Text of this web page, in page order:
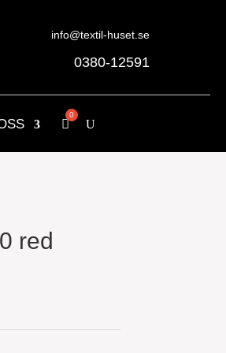
info@textil-huset.se
0380-12591
red